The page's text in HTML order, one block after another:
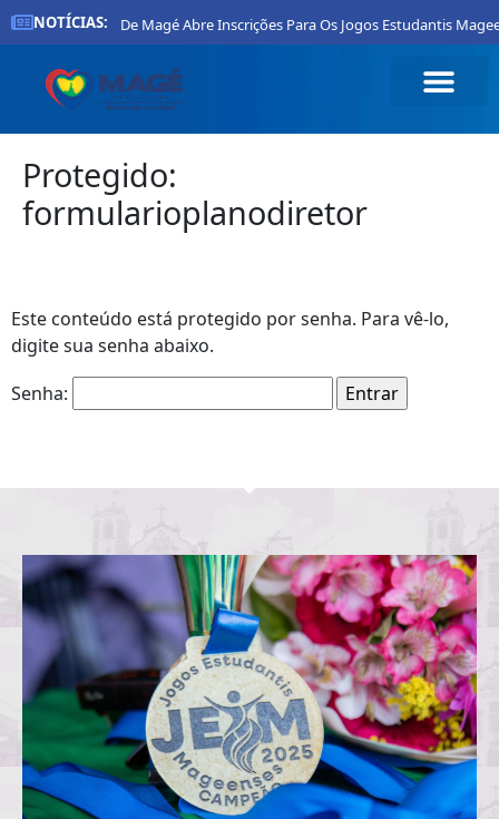
NOTÍCIAS:
Prefeitura De Magé Abre Inscrições Para Os Jogos Estudantis
Protegido:
formularioplanodiretor
Este conteúdo está protegido por senha. Para vê-lo,
digite sua senha abaixo.
Senha: